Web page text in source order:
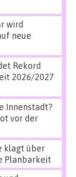
wird
neue
Rekord
2026/2027
Innenstadt?
vor der
klagt über
Planbarkeit